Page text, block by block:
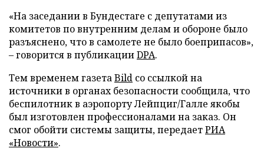
«На заседании в Бундестаге с депутатами из
комитетов по внутренним делам и обороне было
разъяснено, что в самолете не было боеприпасов»,
– говорится в публикацииDPA.
Тем временем газетаBild со ссылкой на
источники в органах безопасности сообщила, что
беспилотник в аэропорту Лейпциг/Галле якобы
был изготовлен профессионалами на заказ. Он
смог обойти системы защиты, передаетРИА
«Новости».